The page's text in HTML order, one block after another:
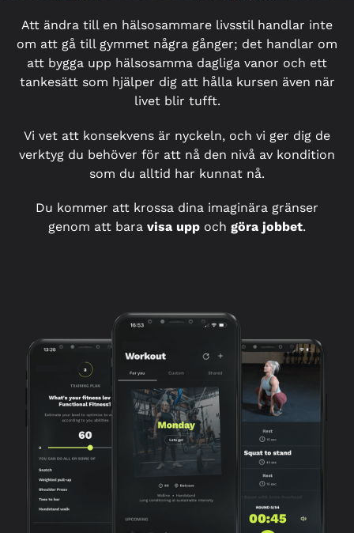
Att ändra till en hälsosammare livsstil handlar inte
om att gå till gymmet några gånger; det handlar om
att bygga upp hälsosamma dagliga vanor och ett
tankesätt som hjälper dig att hålla kursen även när
livet blir tufft.
Vi vet att konsekvens är nyckeln, och vi ger dig de
verktyg du behöver för att nå den nivå av kondition
som du alltid har kunnat nå.
Du kommer att krossa dina imaginära gränser
genom att bara visa upp och göra jobbet.